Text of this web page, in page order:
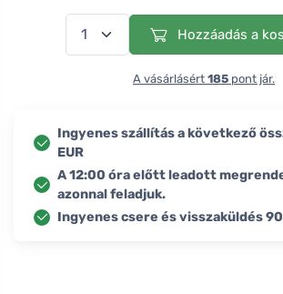
Hozzáadás a
A vásárlásért 185 pont jár.
Ingyenes szállítás a következő
EUR
A 12:00 óra előtt leadott
azonnal feladjuk.
Ingyenes csere és visszaküldés